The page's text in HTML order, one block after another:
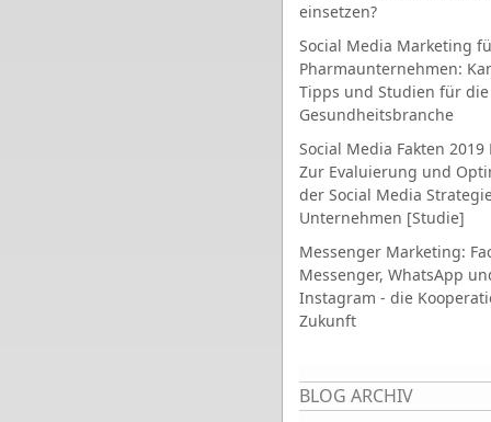
einsetzen?
Social Media Marketing
Pharmaunternehmen:
Tipps und Studien für die
Gesundheitsbranche
Social Media Fakten 2019
Zur Evaluierung und
der Social Media
Unternehmen [Studie]
Messenger Marketing:
Messenger, WhatsApp
Instagram - die
Zukunft
BLOG ARCHIV
Seiten